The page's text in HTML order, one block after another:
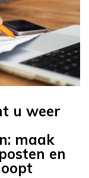
u weer
maak
en